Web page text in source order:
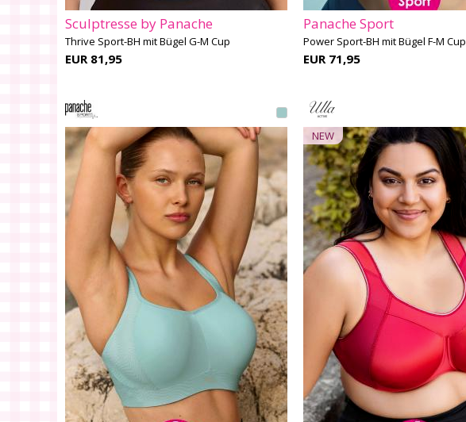
Sculptresse by Panache
Thrive Sport-BH mit Bügel G-M Cup
EUR 81,95
Panache Sport
Power Sport-BH mit Bügel F-M Cup
EUR 71,95
NEW